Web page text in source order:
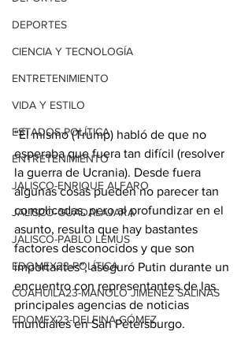
DEPORTES
CIENCIA Y TECNOLOGÍA
ENTRETENIMIENTO
VIDA Y ESTILO
ESTADOS-POLÍTICA
ENTRETENIMIENTO
JALISCO-ENRIQUE ALFARO
JALISCO-GUADALAJARA
JALISCO-PABLO LEMUS
EDOMEX23-POLÍTICA
COAHUILA23-MANOLO JIMÉNEZ SALINAS
EDOMEX23-DELFINA GÓMEZ
“Él mismo (Trump) habló de que no
esperaba que fuera tan difícil (resolver
la guerra de Ucrania). Desde fuera
algunas cosas pueden no parecer tan
complicadas, pero al profundizar en el
asunto, resulta que hay bastantes
factores desconocidos y que son
importantes”, aseguró Putin durante un
encuentro con representantes de las
principales agencias de noticias
mundiales en San Petersburgo.